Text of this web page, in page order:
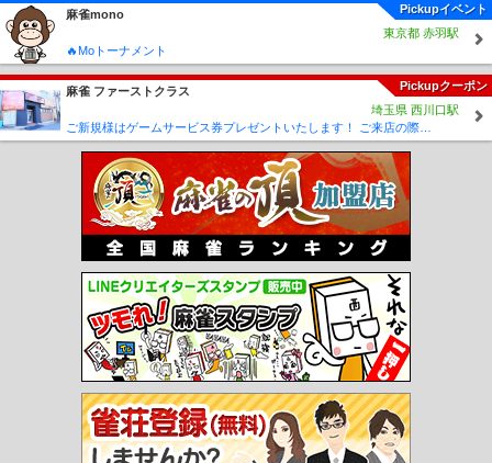
Pickupイベント
麻雀mono
東京都 赤羽駅
🔥Moトーナメント
Pickupクーポン
麻雀 ファーストクラス
埼玉県 西川口駅